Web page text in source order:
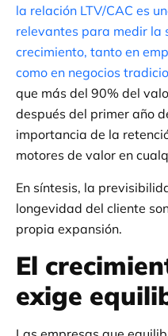
la relación LTV/CAC es
relevantes para medir la
crecimiento, tanto en
como en negocios
que más del 90% del
después del primer año
importancia de la
motores de valor en
En síntesis, la
longevidad del cliente
propia expansión.
El
exige